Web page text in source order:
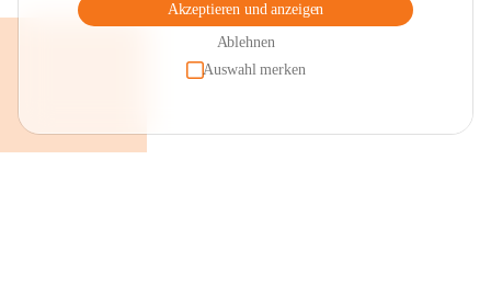
Akzeptieren und anzeigen
Ablehnen
Auswahl merken